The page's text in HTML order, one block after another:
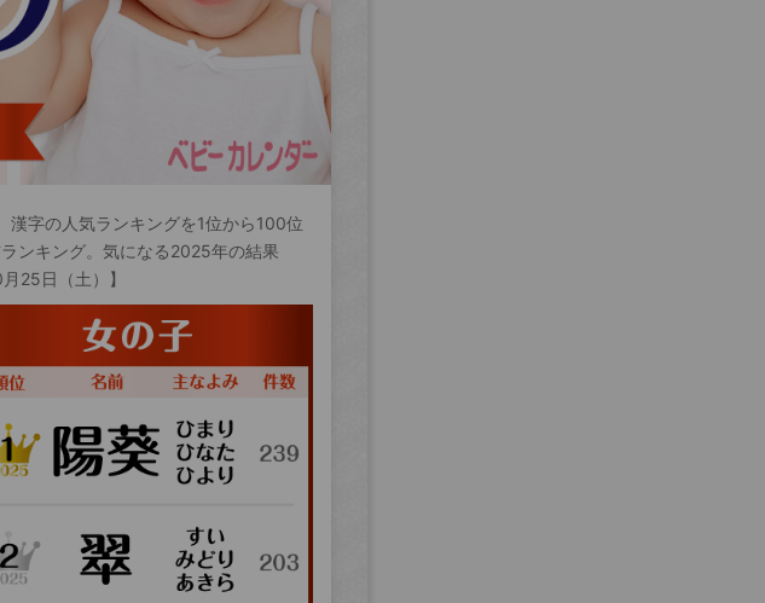
字の人気ランキングを1位から100位
ンキング。気になる2025年の結果
25日（土）】